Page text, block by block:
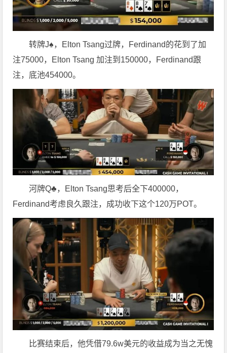
转牌J♠，Elton Tsang过牌，Ferdinand的花到了加
注75000，Elton Tsang 加注到150000，Ferdinand跟
注，底池454000。
河牌Q♣，Elton Tsang思考后全下400000，
Ferdinand考虑良久跟注，成功收下这个120万POT。
比赛结束后，他凭借79.6w美元的收益成为当之无愧